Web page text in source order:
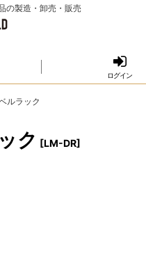
の製造・卸売・販売
ログイン
ルラック
ク [LM-DR]